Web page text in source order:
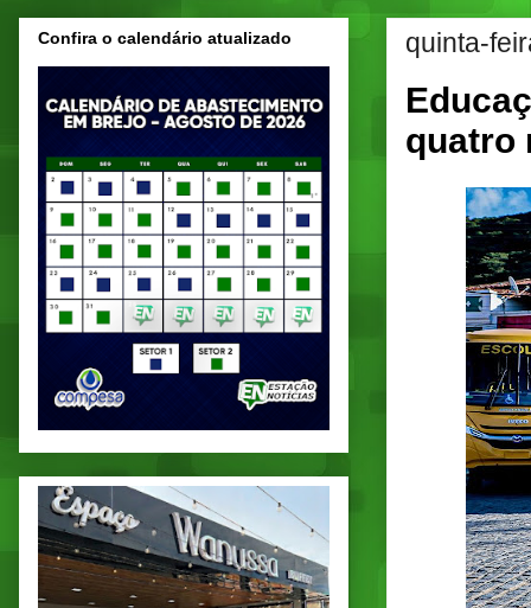
quinta-
quatro
Confira o calendário atualizado